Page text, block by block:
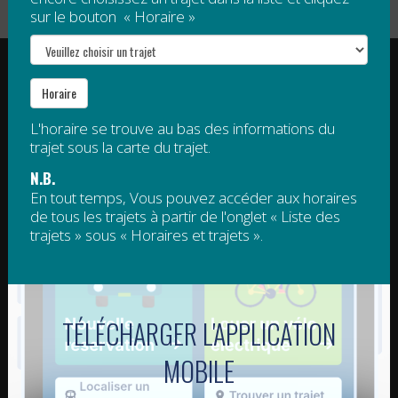
RÉGIE INTERMUNICIPALE DE TRANSPORT
GASPÉSIE – ÎLES-DE-LA-MADELEINE
© 2015 - 2026 Tous droits réservés
regim@regim.info 1 877 521-0841
POINT DE SERVICE HAUTE-
GASPÉSIE
11-C, boulevard Sainte-Anne Est
POINT DE SERVICE DE LA
CÔTE-DE-GASPÉ – ROCHER-
PERCÉ
POINT DE SERVICE DE
L'ESTRAN (TACIM)
39-B, rue Saint-François-Xavier Est
Grande-Vallée QC G0E 1K0
POINTS DE SERVICE DE LA
BAIE-DES-CHALEURS
550-A, boulevard Perron
Carleton-sur-Mer QC G0C 1J0
sur le bouton « Horaire »
Horaire
L'horaire se trouve au bas des informations du
trajet sous la carte du trajet.
N.B.
En tout temps, Vous pouvez accéder aux horaires
de tous les trajets à partir de l'onglet « Liste des
trajets » sous « Horaires et trajets ».
TÉLÉCHARGER L'APPLICATION
MOBILE